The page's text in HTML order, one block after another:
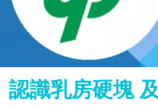
認識乳房硬塊